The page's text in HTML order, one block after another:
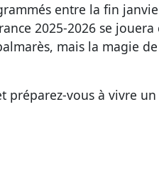
entre la fin
2025-2026 se
mais la magie
vous à vivre